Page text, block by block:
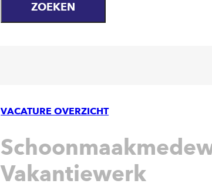
ZOEKEN
VACATURE OVERZICHT
Vakantiewerk